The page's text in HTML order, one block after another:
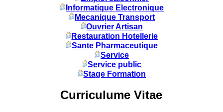
Informatique Electronique
Mecanique Transport
Ouvrier Artisan
Restauration Hotellerie
Sante Pharmaceutique
Service
Service public
Stage Formation
Curriculume Vitae